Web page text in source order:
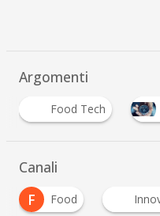
Argomenti
Innovation
Canali
F
Food